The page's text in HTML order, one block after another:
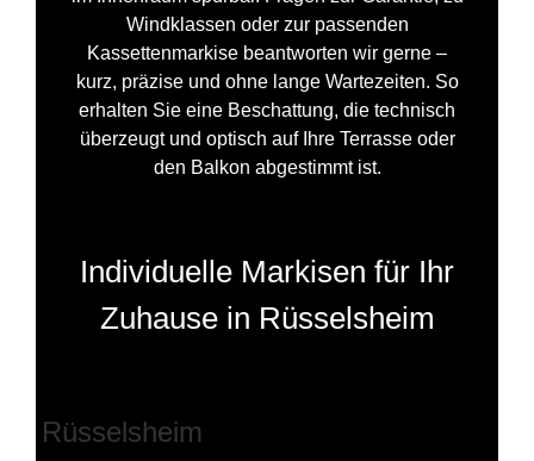
Windklassen oder zur passenden
Kassettenmarkise beantworten wir gerne –
kurz, präzise und ohne lange Wartezeiten. So
erhalten Sie eine Beschattung, die technisch
überzeugt und optisch auf Ihre Terrasse oder
den Balkon abgestimmt ist.
Individuelle Markisen für Ihr
Zuhause in Rüsselsheim
Rüsselsheim